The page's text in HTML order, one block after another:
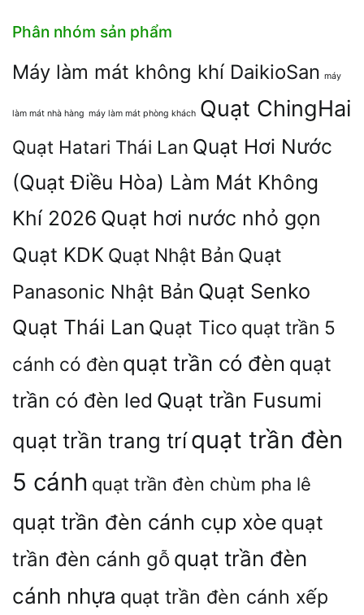
Phân nhóm sản phẩm
Máy làm mát không khí DaikioSan máy
làm mát nhà hàng máy làm mát phòng khách Quạt ChingHai
Quạt Hatari Thái Lan Quạt Hơi Nước
(Quạt Điều Hòa) Làm Mát Không
Khí 2026 Quạt hơi nước nhỏ gọn
Quạt KDK Quạt Nhật Bản Quạt
Panasonic Nhật Bản Quạt Senko
Quạt Thái Lan Quạt Tico quạt trần 5
cánh có đèn quạt trần có đèn quạt
trần có đèn led Quạt trần Fusumi
quạt trần trang tríquạt trần đèn
5 cánh quạt trần đèn chùm pha lê
quạt trần đèn cánh cụp xòe quạt
trần đèn cánh gỗ quạt trần đèn
cánh nhựa quạt trần đèn cánh xếp